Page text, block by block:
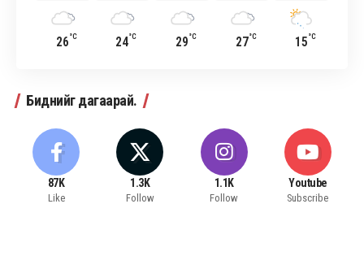
26°C 24°C 29°C 27°C 15°C
Биднийг дагаарай.
87K
Like
1.3K
Follow
1.1K
Follow
Youtube
Subscribe